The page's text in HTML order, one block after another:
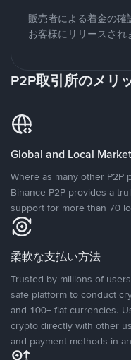
販売者による着金の
お客様にリリースされ
P2P取引所のメリ
Global and Local
Where as many other P2P
Binance P2P provides a
support for more than 70
柔軟な支払い方法
Trusted by millions of
safe platform to conduct
and 100+ fiat currencies.
crypto directly with other
and payment methods in